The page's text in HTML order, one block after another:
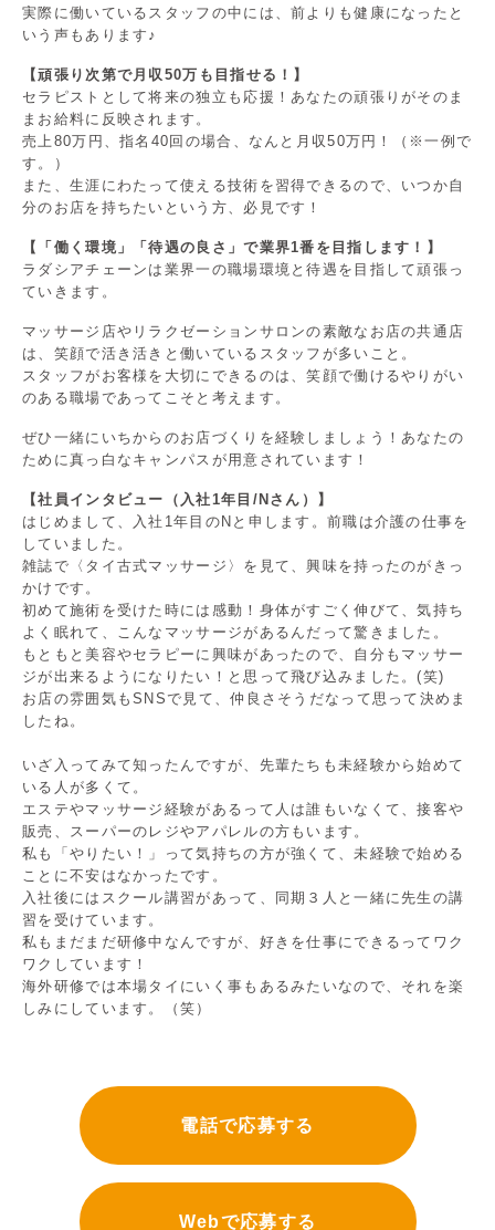
実際に働いているスタッフの中には、前よりも健康になったと
いう声もあります♪
【頑張り次第で月収50万も目指せる！】
セラピストとして将来の独立も応援！あなたの頑張りがそのま
まお給料に反映されます。
売上80万円、指名40回の場合、なんと月収50万円！（※一例で
す。）
また、生涯にわたって使える技術を習得できるので、いつか自
分のお店を持ちたいという方、必見です！
【「働く環境」「待遇の良さ」で業界1番を目指します！】
ラダシアチェーンは業界一の職場環境と待遇を目指して頑張っ
ていきます。
マッサージ店やリラクゼーションサロンの素敵なお店の共通店
は、笑顔で活き活きと働いているスタッフが多いこと。
スタッフがお客様を大切にできるのは、笑顔で働けるやりがい
のある職場であってこそと考えます。
ぜひ一緒にいちからのお店づくりを経験しましょう！あなたの
ために真っ白なキャンパスが用意されています！
【社員インタビュー（入社1年目/Nさん）】
はじめまして、入社1年目のNと申します。前職は介護の仕事を
していました。
雑誌で〈タイ古式マッサージ〉を見て、興味を持ったのがきっ
かけです。
初めて施術を受けた時には感動！身体がすごく伸びて、気持ち
よく眠れて、こんなマッサージがあるんだって驚きました。
もともと美容やセラピーに興味があったので、自分もマッサー
ジが出来るようになりたい！と思って飛び込みました。(笑)
お店の雰囲気もSNSで見て、仲良さそうだなって思って決めま
したね。
いざ入ってみて知ったんですが、先輩たちも未経験から始めて
いる人が多くて。
エステやマッサージ経験があるって人は誰もいなくて、接客や
販売、スーパーのレジやアパレルの方もいます。
私も「やりたい！」って気持ちの方が強くて、未経験で始める
ことに不安はなかったです。
入社後にはスクール講習があって、同期３人と一緒に先生の講
習を受けています。
私もまだまだ研修中なんですが、好きを仕事にできるってワク
ワクしています！
海外研修では本場タイにいく事もあるみたいなので、それを楽
しみにしています。（笑）
電話で応募する
Webで応募する